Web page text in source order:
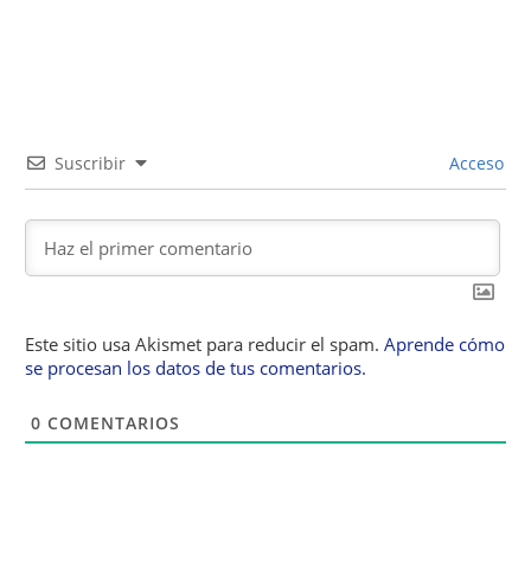
Suscribir Acceso
Este sitio usa Akismet para reducir el spam. Aprende cómo
se procesan los datos de tus comentarios.
0 COMENTARIOS